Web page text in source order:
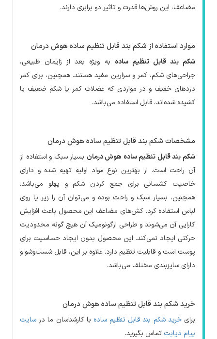
مضاعف، این روش‌ها قدرت و تاثیر دو برابری دارند.
موارد استفاده از شکم بند قابل تنظیم ساده هوش درمان
شکم بند قابل تنظیم ساده به ویژه بعد از زایمان طبیعی،
جراحی‌های شکم، کمر و سزارین مفید هستند. همچنین، برای کمر
دردهای خفیف و در مواردی که عضلات کمر یا شکم ضعیف یا
کشیده شده‌اند، قابل استفاده می‌باشد.
مشخصات شکم بند قابل تنظیم ساده هوش درمان
شکم بند قابل تنظیم ساده هوش درمان بسیار سبک و استفاده از
آن راحت است. از بهترین نوع مواد اولیه تهیه شده و دارای
خاصیت کشسانی برای جمع کردن شکم و پهلو می‌باشد.
همچنین، بسیار سبک و راحت بوده و می‌توان آن را زیر یا روی
لباس استفاده کرد. کش‌های مضاعف این محصول باعث افزایش
کارایی آن می‌شوند و طراحی ارگونومیک آن هیچ گونه محدودیت
حرکتی ایجاد نمی‌کند. این محصول بدون ایجاد حساسیت برای
پوست است و قابلیت تنظیم دارد. علاوه بر این، قابل شست‌وشو و
دارای سایزبندی مختلف می‌باشد.
خرید شکم بند قابل تنظیم ساده هوش درمان
برایخرید شکم بند قابل تنظیم ساده با کارشناسان ما در سایت
پیام دیابت تماس بگیرید.